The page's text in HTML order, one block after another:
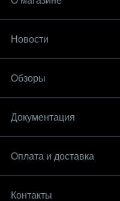
Новости
Обзоры
Документация
Оплата и доставка
Контакты